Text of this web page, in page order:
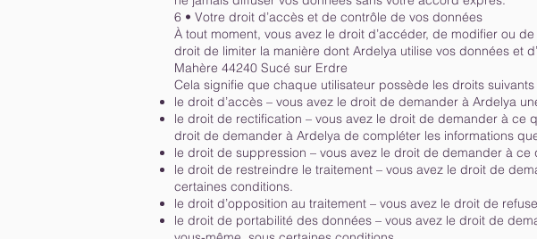
6 • Votre droit d’accès et de contrôle de vos données
À tout moment, vous avez le droit d’accéder, de modifier ou
droit de limiter la manière dont Ardelya utilise vos données et
Mahère 44240 Sucé sur Erdre
Cela signifie que chaque utilisateur possède les droits suivants
le droit d’accès – vous avez le droit de demander à Ardelya
le droit de rectification – vous avez le droit de demander à ce
droit de demander à Ardelya de compléter les informations
le droit de suppression – vous avez le droit de demander à
le droit de restreindre le traitement – vous avez le droit de
certaines conditions.
le droit d’opposition au traitement – vous avez le droit de
le droit de portabilité des données – vous avez le droit de